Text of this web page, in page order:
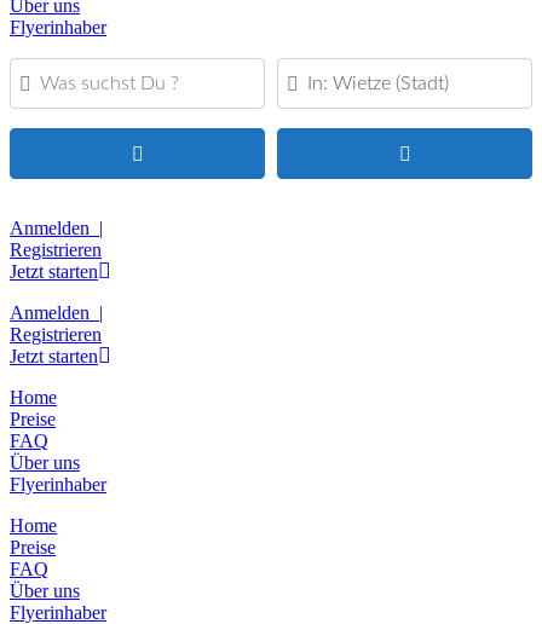
Über uns
Flyerinhaber
Was suchst Du ?
PLZ oder Ort
Anmelden |
Registrieren
Jetzt starten
Anmelden |
Registrieren
Jetzt starten
Home
Preise
FAQ
Über uns
Flyerinhaber
Home
Preise
FAQ
Über uns
Flyerinhaber